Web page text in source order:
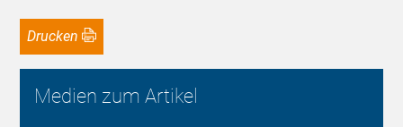
Drucken
Medien zum Artikel